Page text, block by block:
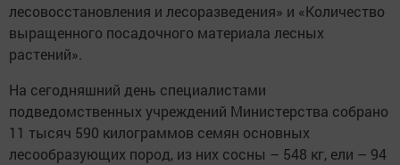
лесовосстановления и лесоразведения» и «Количество
выращенного посадочного материала лесных
растений».
На сегодняшний день специалистами
подведомственных учреждений Министерства собрано
11 тысяч 590 килограммов семян основных
лесообразующих пород, из них сосны – 548 кг, ели – 94